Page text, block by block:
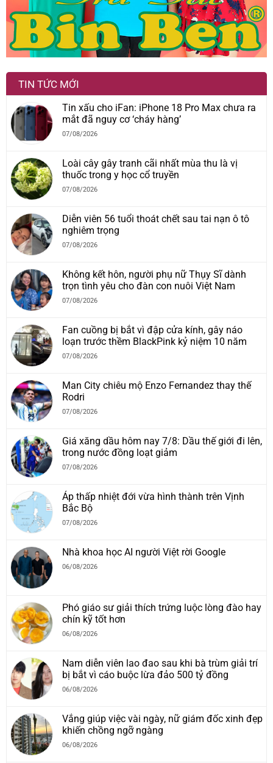
TIN TỨC MỚI
Tin xấu cho iFan: iPhone 18 Pro Max chưa ra
mắt đã nguy cơ ‘cháy hàng’
07/08/2026
Loài cây gây tranh cãi nhất mùa thu là vị
thuốc trong y học cổ truyền
07/08/2026
Diễn viên 56 tuổi thoát chết sau tai nạn ô tô
nghiêm trọng
07/08/2026
Không kết hôn, người phụ nữ Thụy Sĩ dành
trọn tình yêu cho đàn con nuôi Việt Nam
07/08/2026
Fan cuồng bị bắt vì đập cửa kính, gây náo
loạn trước thềm BlackPink kỷ niệm 10 năm
07/08/2026
Man City chiêu mộ Enzo Fernandez thay thế
Rodri
07/08/2026
Giá xăng dầu hôm nay 7/8: Dầu thế giới đi lên,
trong nước đồng loạt giảm
07/08/2026
Áp thấp nhiệt đới vừa hình thành trên Vịnh
Bắc Bộ
07/08/2026
Nhà khoa học AI người Việt rời Google
06/08/2026
Phó giáo sư giải thích trứng luộc lòng đào hay
chín kỹ tốt hơn
06/08/2026
Nam diễn viên lao đao sau khi bà trùm giải trí
bị bắt vì cáo buộc lừa đảo 500 tỷ đồng
06/08/2026
Vắng giúp việc vài ngày, nữ giám đốc xinh đẹp
khiến chồng ngỡ ngàng
06/08/2026